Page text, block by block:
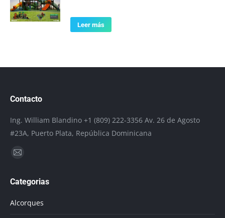
Leer más
Contacto
Ing. William Blandino +1 (809) 222-3356 Av. 26 de Agosto
#23A, Puerto Plata, República Dominicana
Encuéntranos en:
Mail
opens
new
Categorias
Alcorques